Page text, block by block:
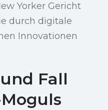
Yorker Gericht
durch digitale
Innovationen
Fall